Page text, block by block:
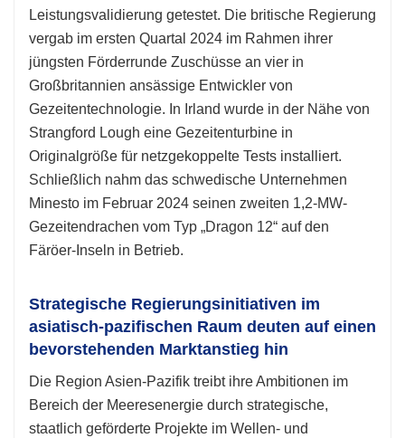
Leistungsvalidierung getestet. Die britische Regierung
vergab im ersten Quartal 2024 im Rahmen ihrer
jüngsten Förderrunde Zuschüsse an vier in
Großbritannien ansässige Entwickler von
Gezeitentechnologie. In Irland wurde in der Nähe von
Strangford Lough eine Gezeitenturbine in
Originalgröße für netzgekoppelte Tests installiert.
Schließlich nahm das schwedische Unternehmen
Minesto im Februar 2024 seinen zweiten 1,2-MW-
Gezeitendrachen vom Typ „Dragon 12“ auf den
Färöer-Inseln in Betrieb.
Strategische Regierungsinitiativen im
asiatisch-pazifischen Raum deuten auf einen
bevorstehenden Marktanstieg hin
Die Region Asien-Pazifik treibt ihre Ambitionen im
Bereich der Meeresenergie durch strategische,
staatlich geförderte Projekte im Wellen- und